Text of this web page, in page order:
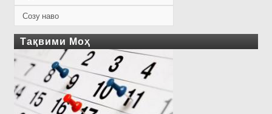
Созу наво
Тақвими Моҳ